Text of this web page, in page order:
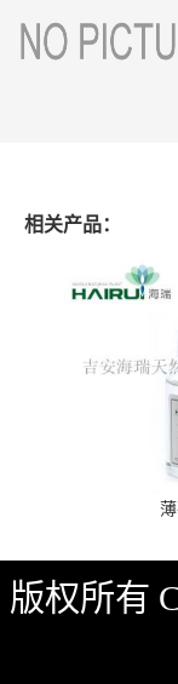
相关产品：
版权所有